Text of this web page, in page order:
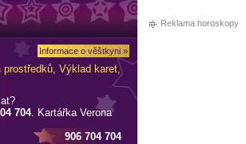
prostředků, Výklad karet,
Informace o věštkyni »
704. Kartářka Verona
906 704 704
Reklama horoskopy